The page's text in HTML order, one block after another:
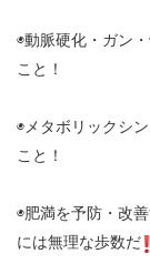
◉動脈硬化・ガン
こと！
◉メタボリックシ
こと！
◉肥満を予防・改
には無理な歩数だ